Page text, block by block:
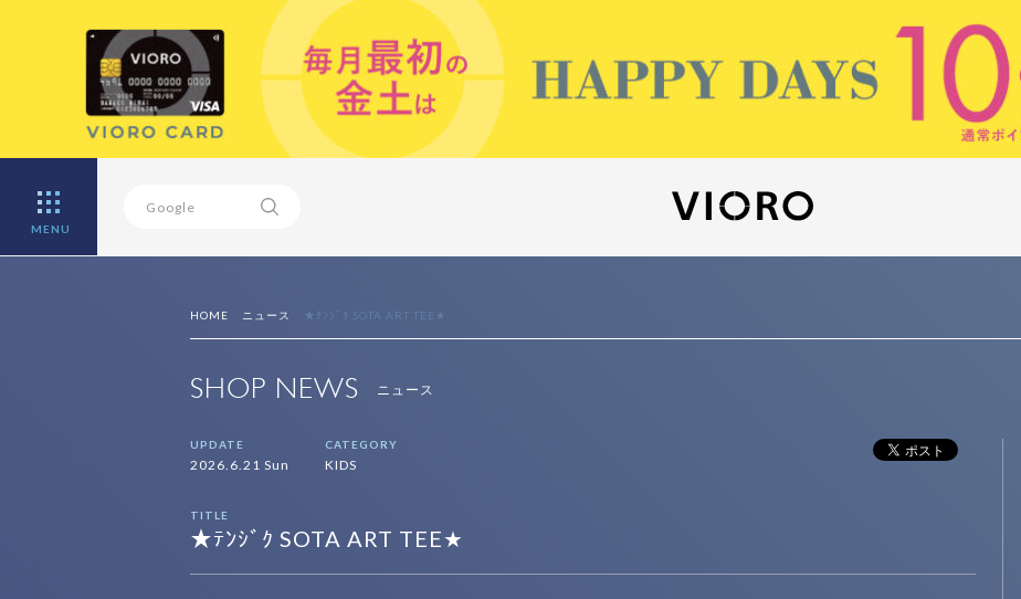
MENU
HOME ニュース ★ﾃﾝｼﾞｸ SOTA ART TEE★
SHOP NEWS ニュース
UPDATE
2026.6.21 Sun
CATEGORY
KIDS
TITLE
★ﾃﾝｼﾞｸ SOTA ART TEE★